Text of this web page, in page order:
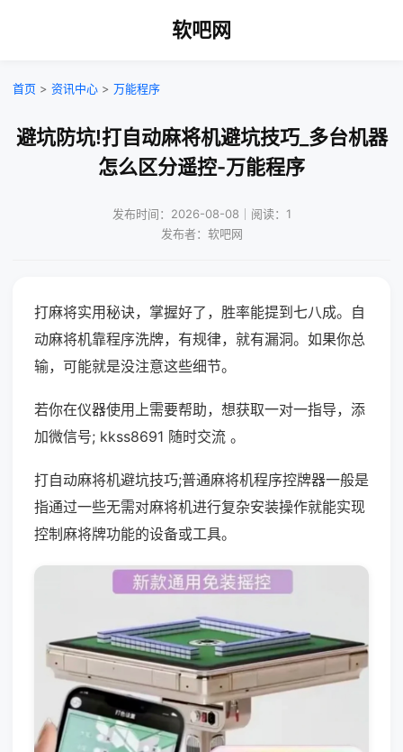
软吧网
首页 > 资讯中心 > 万能程序
避坑防坑!打自动麻将机避坑技巧_多台机器
怎么区分遥控-万能程序
发布时间：2026-08-08｜阅读：1
发布者：软吧网
打麻将实用秘诀，掌握好了，胜率能提到七八成。自
动麻将机靠程序洗牌，有规律，就有漏洞。如果你总
输，可能就是没注意这些细节。
若你在仪器使用上需要帮助，想获取一对一指导，添
加微信号; kkss8691 随时交流 。
打自动麻将机避坑技巧;普通麻将机程序控牌器一般是
指通过一些无需对麻将机进行复杂安装操作就能实现
控制麻将牌功能的设备或工具。